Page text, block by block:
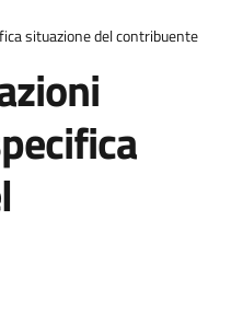
situazione del contribuente